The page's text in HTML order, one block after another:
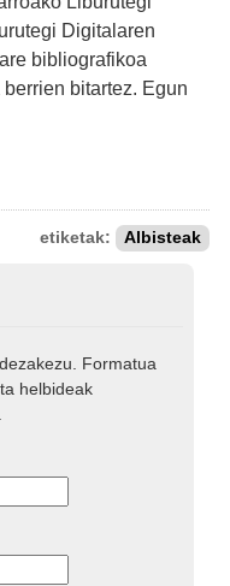
Digitalaren
bibliografikoa
bitartez. Egun
etiketak: Albisteak
Formatua
helbideak